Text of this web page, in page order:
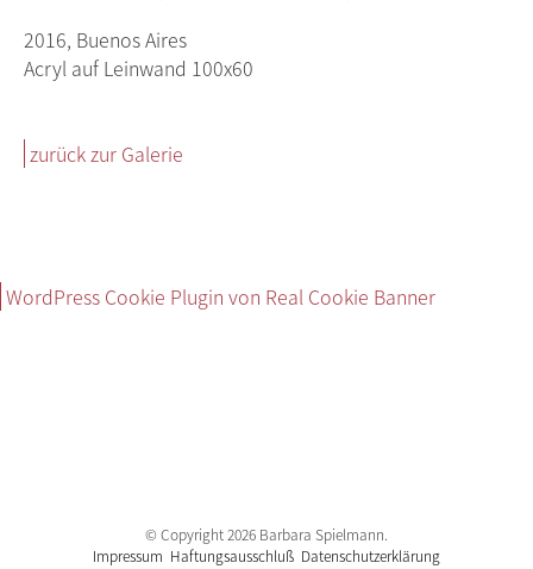
2016, Buenos Aires
Acryl auf Leinwand 100x60
zurück zur Galerie
© Copyright 2026 Barbara Spielmann.
Impressum Haftungsausschluß Datenschutzerklärung
WordPress Cookie Plugin von Real Cookie Banner